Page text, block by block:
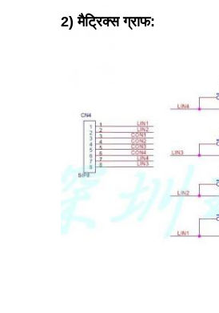
2) मैट्रिक्स ग्राफ: